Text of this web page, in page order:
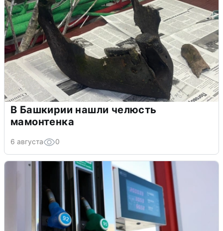
В Башкирии нашли челюсть
мамонтенка
6 августа 0